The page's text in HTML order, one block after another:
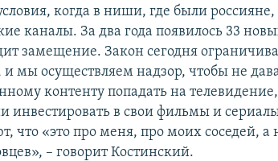
когда в ниши, где были
каналы. За два года появилось 33
замещение. Закон сегодня
и мы осуществляем надзор, чтобы не
контенту попадать на
инвестировать в свои фильмы и
что «это про меня, про моих соседей, а
– говорит Костинский.